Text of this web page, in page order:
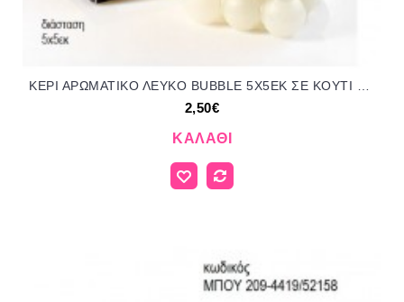
2,50€
ΚΑΛΆΘΙ